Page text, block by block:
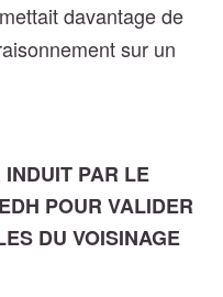
davantage de
sur un
PAR LE
POUR VALIDER
DU VOISINAGE